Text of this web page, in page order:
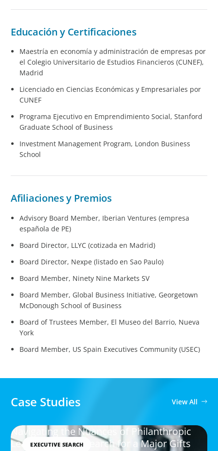
Educación y Certificaciones
Maestría en economía y administración de empresas por
el Colegio Universitario de Estudios Financieros (CUNEF),
Madrid
Licenciado en Ciencias Económicas y Empresariales por
CUNEF
Programa Ejecutivo en Emprendimiento Social, Stanford
Graduate School of Business
Investment Management Program, London Business
School
Afiliaciones y Premios
Advisory Board Member, Iberian Ventures (empresa
española de PE)
Board Director, LLYC (cotizada en Madrid)
Board Director, Nexpe (listado en Sao Paulo)
Board Member, Ninety Nine Markets SV
Board Member, Global Business Initiative, Georgetown
McDonough School of Business
Board of Trustees Member, El Museo del Barrio, Nueva
York
Board Member, US Spain Executives Community (USEC)
Case Studies View All
EXECUTIVE SEARCH
Navigating the Nuances of Philanthropic
Leadership: The Search for a Major Gifts